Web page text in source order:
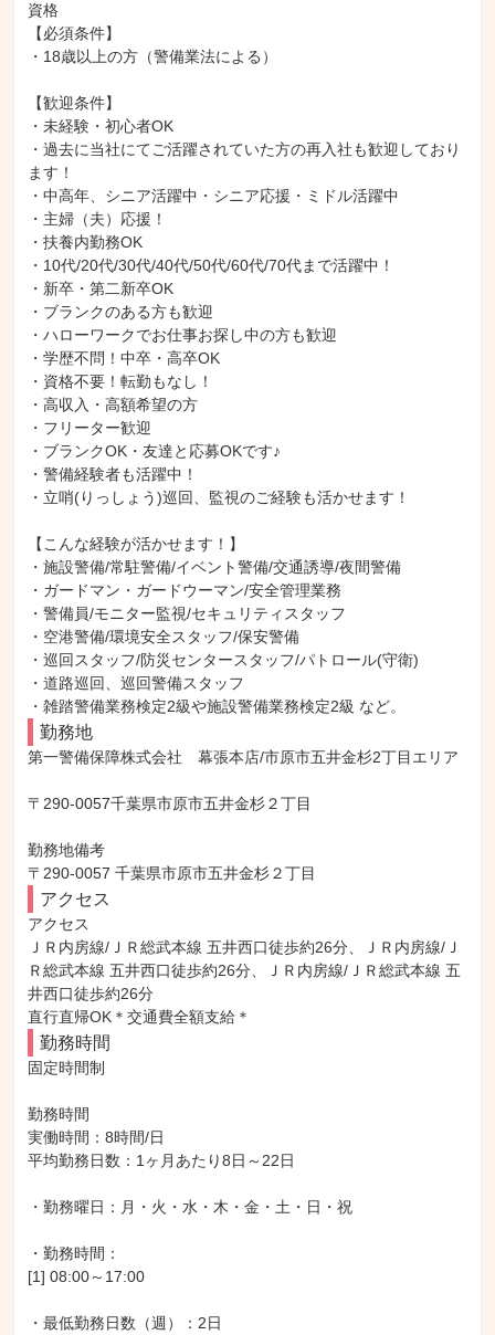
資格
【必須条件】
・18歳以上の方（警備業法による）
【歓迎条件】
・未経験・初心者OK
・過去に当社にてご活躍されていた方の再入社も歓迎しており
ます！
・中高年、シニア活躍中・シニア応援・ミドル活躍中
・主婦（夫）応援！
・扶養内勤務OK
・10代/20代/30代/40代/50代/60代/70代まで活躍中！
・新卒・第二新卒OK
・ブランクのある方も歓迎
・ハローワークでお仕事お探し中の方も歓迎
・学歴不問！中卒・高卒OK
・資格不要！転勤もなし！
・高収入・高額希望の方
・フリーター歓迎
・ブランクOK・友達と応募OKです♪
・警備経験者も活躍中！
・立哨(りっしょう)巡回、監視のご経験も活かせます！
【こんな経験が活かせます！】
・施設警備/常駐警備/イベント警備/交通誘導/夜間警備
・ガードマン・ガードウーマン/安全管理業務
・警備員/モニター監視/セキュリティスタッフ
・空港警備/環境安全スタッフ/保安警備
・巡回スタッフ/防災センタースタッフ/パトロール(守衛)
・道路巡回、巡回警備スタッフ
・雑踏警備業務検定2級や施設警備業務検定2級 など。
勤務地
第一警備保障株式会社　幕張本店/市原市五井金杉2丁目エリア
〒290-0057千葉県市原市五井金杉２丁目
勤務地備考
〒290-0057 千葉県市原市五井金杉２丁目
アクセス
アクセス
ＪＲ内房線/ＪＲ総武本線 五井西口徒歩約26分、ＪＲ内房線/Ｊ
Ｒ総武本線 五井西口徒歩約26分、ＪＲ内房線/ＪＲ総武本線 五
井西口徒歩約26分
直行直帰OK＊交通費全額支給＊
勤務時間
固定時間制
勤務時間
実働時間：8時間/日
平均勤務日数：1ヶ月あたり8日～22日
・勤務曜日：月・火・水・木・金・土・日・祝
・勤務時間：
[1] 08:00～17:00
・最低勤務日数（週）：2日